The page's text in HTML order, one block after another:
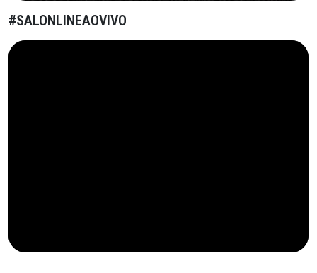
#SALONLINEAOVIVO